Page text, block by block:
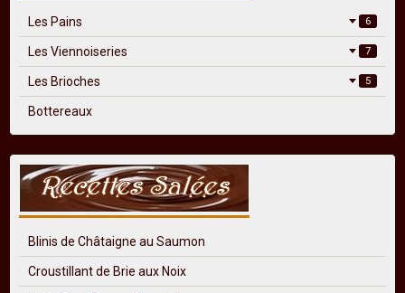
Les Pains 6
Les Viennoiseries 7
Les Brioches 5
Bottereaux
Blinis de Châtaigne au Saumon
Croustillant de Brie aux Noix